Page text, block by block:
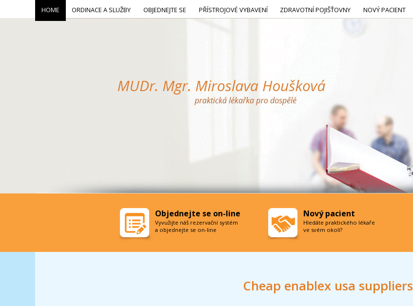
Cheap enablex usa suppliers
HOME ORDINACE A SLUŽBY OBJEDNEJTE SE PŘÍSTROJOVÉ VYBAVENÍ ZDRAVOTNÍ POJIŠŤOVNY NOVÝ PACIENT
Objednejte se on-line
Vyvužijte náš rezervační systém
a objednejte se on-line
Nový pacient
Hledáte praktického lékaře
ve svém okolí?